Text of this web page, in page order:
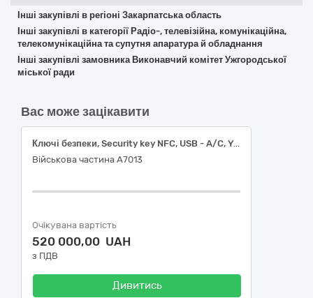
Інші закупівлі в регіоні Закарпатська область
Інші закупівлі в категорії Радіо-, телевізійна, комунікаційна,
телекомунікаційна та супутня апаратура й обладнання
Інші закупівлі замовника Виконавчий комітет Ужгородської
міської ради
Вас може зацікавити
Ключі безпеки, Security key NFC, USB - A/C, Yubico
Військова частина А7013
Очікувана вартість
520 000,00 UAH
з ПДВ
Дивитись